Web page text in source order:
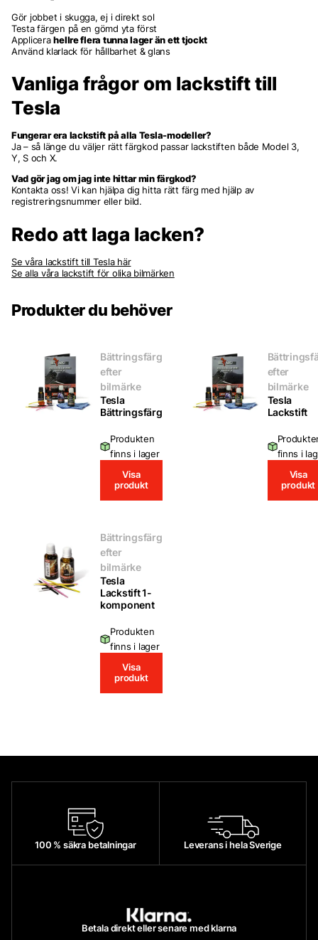
Gör jobbet i skugga, ej i direkt sol
Testa färgen på en gömd yta först
Applicerahellre flera tunna lager än ett tjockt
Använd klarlack för hållbarhet & glans
Vanliga frågor om lackstift till
Tesla
Fungerar era lackstift på alla Tesla-modeller?
Ja – så länge du väljer rätt färgkod passar lackstiften både Model 3,
Y, S och X.
Vad gör jag om jag inte hittar min färgkod?
Kontakta oss! Vi kan hjälpa dig hitta rätt färg med hjälp av
registreringsnummer eller bild.
Redo att laga lacken?
Se våra lackstift till Tesla här
Se alla våra lackstift för olika bilmärken
Produkter du behöver
Bättringsfärg
efter
bilmärke
Tesla
Bättringsfärg
Produkten
finns i lager
Visa
produkt
efter
bilmärke
Tesla
Lackstift
finns i
Visa
produkt
Bättringsfärg
efter
bilmärke
Tesla
Lackstift 1-
komponent
Produkten
finns i lager
Visa
produkt
100 % säkra betalningar Leverans i hela Sverige
Betala direkt eller senare med klarna